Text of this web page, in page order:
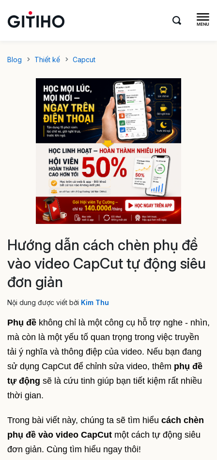
Blog Thiết kế Capcut
Hướng dẫn cách chèn phụ đề
vào video CapCut tự động siêu
đơn giản
Nội dung được viết bởi Kim Thu
Phụ đề không chỉ là một công cụ hỗ trợ nghe - nhìn,
mà còn là một yếu tố quan trọng trong việc truyền
tải ý nghĩa và thông điệp của video. Nếu bạn đang
sử dụng CapCut để chỉnh sửa video, thêm phụ đề
tự động sẽ là cứu tinh giúp bạn tiết kiệm rất nhiều
thời gian.
Trong bài viết này, chúng ta sẽ tìm hiểu cách chèn
phụ đề vào video CapCut một cách tự động siêu
đơn giản. Cùng tìm hiểu ngay thôi!